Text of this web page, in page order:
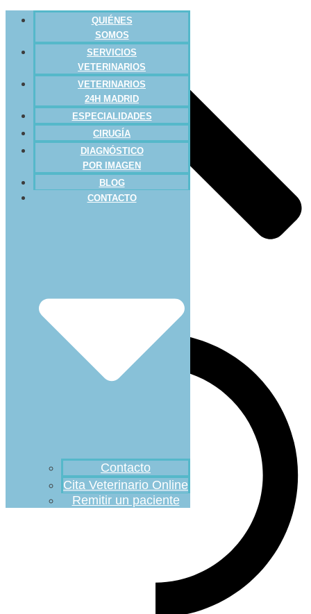
QUIÉNES
SOMOS
SERVICIOS
VETERINARIOS
VETERINARIOS
24H MADRID
ESPECIALIDADES
CIRUGÍA
DIAGNÓSTICO
POR IMAGEN
BLOG
CONTACTO
Contacto
Cita Veterinario Online
Remitir un paciente